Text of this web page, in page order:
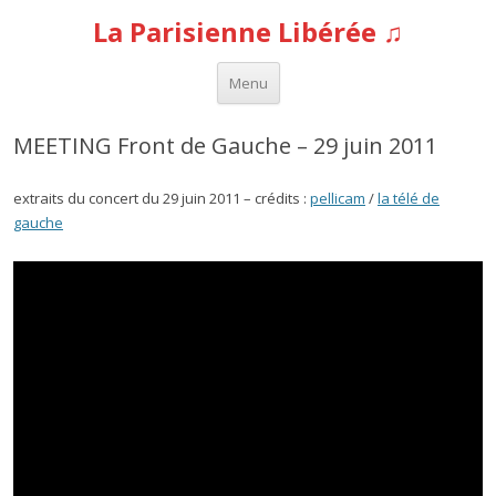
La Parisienne Libérée ♫
Menu
Aller au contenu
MEETING Front de Gauche – 29 juin 2011
extraits du concert du 29 juin 2011 – crédits : pellicam /la télé de
gauche